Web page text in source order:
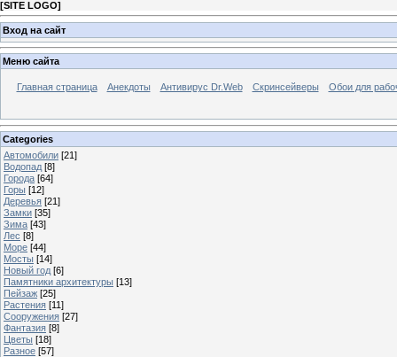
[SITE LOGO]
Вход на сайт
Меню сайта
Главная страница Анекдоты Антивирус Dr.Web Скринсейверы Обои для
Categories
Автомобили [21]
Водопад [8]
Города [64]
Горы [12]
Деревья [21]
Замки [35]
Зима [43]
Лес [8]
Море [44]
Мосты [14]
Новый год [6]
Памятники архитектуры [13]
Пейзаж [25]
Растения [11]
Сооружения [27]
Фантазия [8]
Цветы [18]
Разное [57]